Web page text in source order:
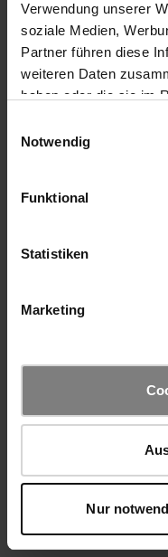
Verwendung unserer
soziale Medien,
Partner führen diese
weiteren Daten
haben oder die sie im
Notwendig
Funktional
Statistiken
Marketing
Nur